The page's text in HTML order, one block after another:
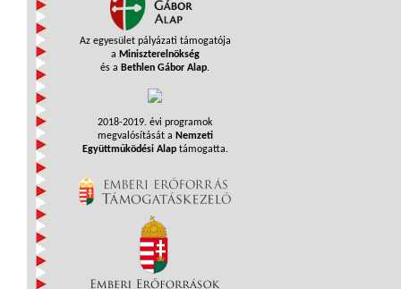
Az egyesület pályázati támogatója
a Miniszterelnökség
és a Bethlen Gábor Alap.
2018-2019. évi programok
megvalósítását a Nemzeti
Együttműködési Alaptámogatta.